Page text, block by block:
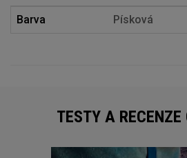
Barva Písková
TESTY A RECENZE